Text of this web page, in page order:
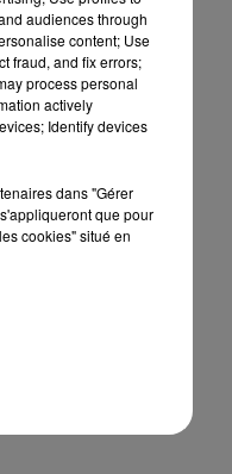
audiences through
content; Use
fraud, and fix errors;
process personal
actively
Identify devices
dans "Gérer
que pour
cookies" situé en